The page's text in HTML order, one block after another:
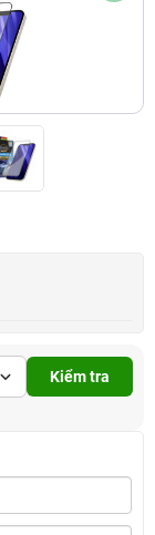
Kiểm tra